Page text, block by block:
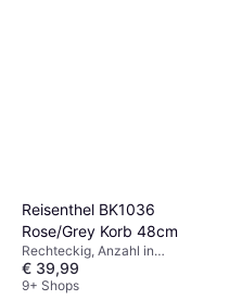
Reisenthel BK1036
Rose/Grey Korb 48cm
Rechteckig, Anzahl in
Verpackung: 1, Material: Polyester,
Aluminium
€ 39,99
9+ Shops